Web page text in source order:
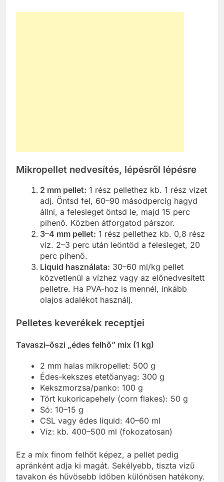
Mikropellet nedvesítés, lépésről lépésre
2 mm pellet: 1 rész pellethez kb. 1 rész vizet
adj. Öntsd fel, 60–90 másodpercig hagyd
állni, a felesleget öntsd le, majd 15 perc
pihenő. Közben átforgatod párszor.
3–4 mm pellet: 1 rész pellethez kb. 0,8 rész
víz. 2–3 perc után leöntöd a felesleget, 20
perc pihenő.
Liquid használata: 30–60 ml/kg pellet
közvetlenül a vízhez vagy az előnedvesített
pelletre. Ha PVA-hoz is mennél, inkább
olajos adalékot használj.
Pelletes keverékek receptjei
Tavaszi–őszi „édes felhő” mix (1 kg)
2 mm halas mikropellet: 500 g
Édes-kekszes etetőanyag: 300 g
Kekszmorzsa/panko: 100 g
Tört kukoricapehely (corn flakes): 50 g
Só: 10–15 g
CSL vagy édes liquid: 40–60 ml
Víz: kb. 400–500 ml (fokozatosan)
Ez a mix finom felhőt képez, a pellet pedig
apránként adja ki magát. Sekélyebb, tiszta vizű
tavakon és hűvösebb időben különösen hatékony.